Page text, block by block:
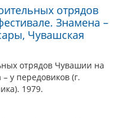
отрядов
Знамена –
Чувашская
отрядов Чувашии на
у передовиков (г.
1979.